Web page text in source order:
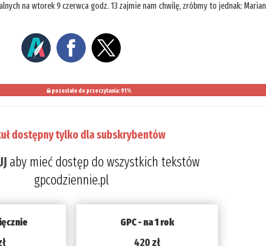
na wtorek 9 czerwca godz. 13 zajmie nam chwilę, zróbmy to jednak: Marian
pozostało do przeczytania: 91%
dostępny tylko dla subskrybentów
aby mieć dostęp do wszystkich tekstów
gpcodziennie.pl
GPC - na 1 rok
420 zł